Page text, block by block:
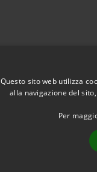
Questo sito web utilizza
alla navigazione del
Per